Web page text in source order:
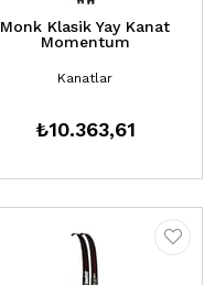
Monk Klasik Yay Kanat
Momentum
Kanatlar
₺10.363,61